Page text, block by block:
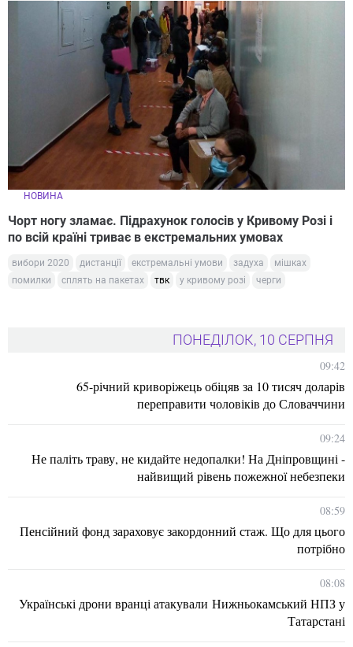
НОВИНА
Чорт ногу зламає. Підрахунок голосів у Кривому Розі і
по всій країні триває в екстремальних умовах
вибори 2020 дистанції екстремальні умови задуха
мішках
помилки
сплять на пакетах твк у кривому розі черги
ПОНЕДІЛОК, 10 СЕРПНЯ
09:42
65-річний криворіжець обіцяв за 10 тисяч доларів
переправити чоловіків до Словаччини
09:24
Не паліть траву, не кидайте недопалки! На Дніпровщині -
найвищий рівень пожежної небезпеки
08:59
Пенсійний фонд зараховує закордонний стаж. Що для цього
потрібно
08:08
Українські дрони вранці атакували Нижньокамський НПЗ у
Татарстані